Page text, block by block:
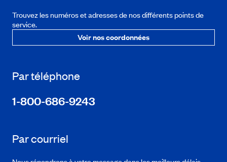
Trouvez les numéros et adresses de nos différents points de
service.
Voir nos coordonnées
Par téléphone
1-800-686-9243
Par courriel